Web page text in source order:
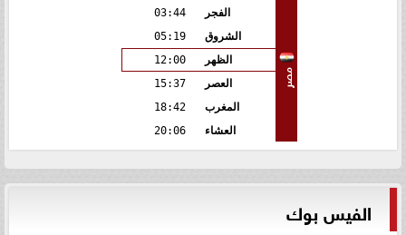
مصر
الفجر
03:44
الشروق
05:19
الظهر
12:00
العصر
15:37
المغرب
18:42
العشاء
20:06
الفيس بوك